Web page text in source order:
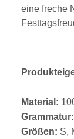
eine freche
Material:
Grammatur:
Größen: S,